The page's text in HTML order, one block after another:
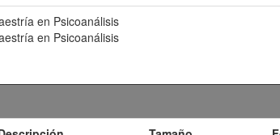
en Psicoanálisis
en Psicoanálisis